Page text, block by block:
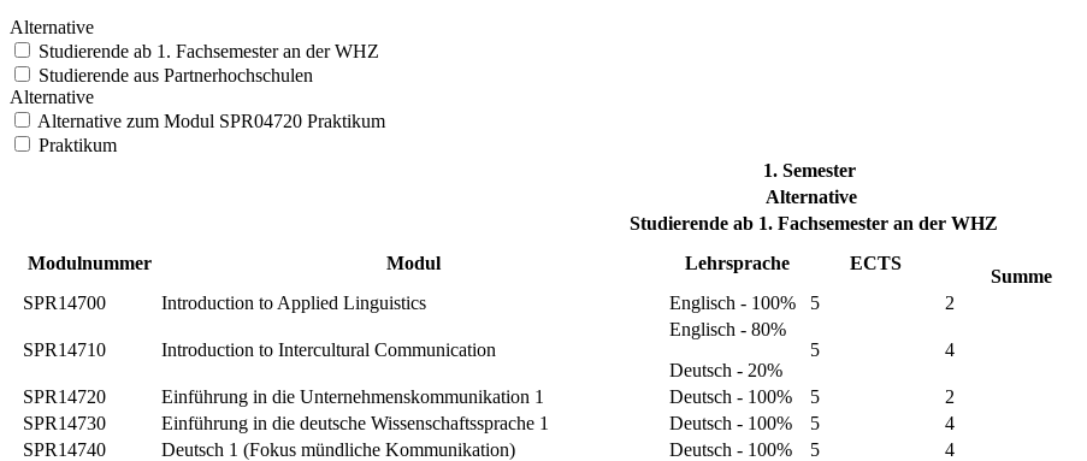
Alternative
Studierende ab 1. Fachsemester an der WHZ
Studierende aus Partnerhochschulen
Alternative
Alternative zum Modul SPR04720 Praktikum
Praktikum
1. Semester
Alternative
Studierende ab 1. Fachsemester an der WHZ
Modulnummer
Modul Lehrsprache ECTS
Summe
SPR14700
Introduction to Applied Linguistics Englisch - 100% 5 2
SPR14710 Introduction to Intercultural Communication
Englisch - 80%
Deutsch - 20%
5 4
SPR14720 Einführung in die Unternehmenskommunikation 1 Deutsch - 100% 5 2
SPR14730
Einführung in die deutsche Wissenschaftssprache 1 Deutsch - 100% 5 4
SPR14740
Deutsch 1 (Fokus mündliche Kommunikation) Deutsch - 100% 5 4